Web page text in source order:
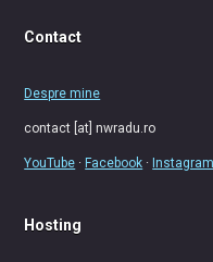
Contact
Despre mine
contact [at] nwradu.ro
YouTube · Facebook · Instagram
Hosting